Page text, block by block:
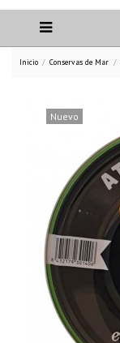
Inicio Conservas de Mar
Nuevo